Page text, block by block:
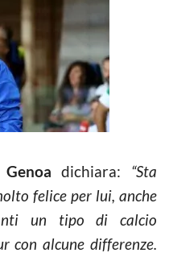
Genoa dichiara:
“Sta
felice per lui, anche
un tipo di calcio
con alcune differenze.